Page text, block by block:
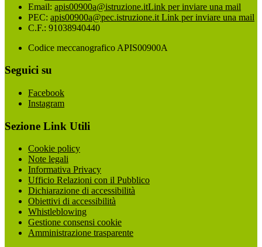
Email: apis00900a@istruzione.itLink per inviare una mail
PEC: apis00900a@pec.istruzione.it Link per inviare una mail
C.F.: 91038940440
Codice meccanografico APIS00900A
Seguici su
Facebook
Instagram
Sezione Link Utili
Cookie policy
Note legali
Informativa Privacy
Ufficio Relazioni con il Pubblico
Dichiarazione di accessibilità
Obiettivi di accessibilità
Whistleblowing
Gestione consensi cookie
Amministrazione trasparente